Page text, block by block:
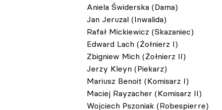
Aniela Świderska (Dama)
Jan Jeruzal (Inwalida)
Rafał Mickiewicz (Skazaniec)
Edward Lach (Żołnierz I)
Zbigniew Mich (Żołnierz II)
Jerzy Kleyn (Piekarz)
Mariusz Benoit (Komisarz I)
Maciej Rayzacher (Komisarz II)
Wojciech Pszoniak (Robespierre)